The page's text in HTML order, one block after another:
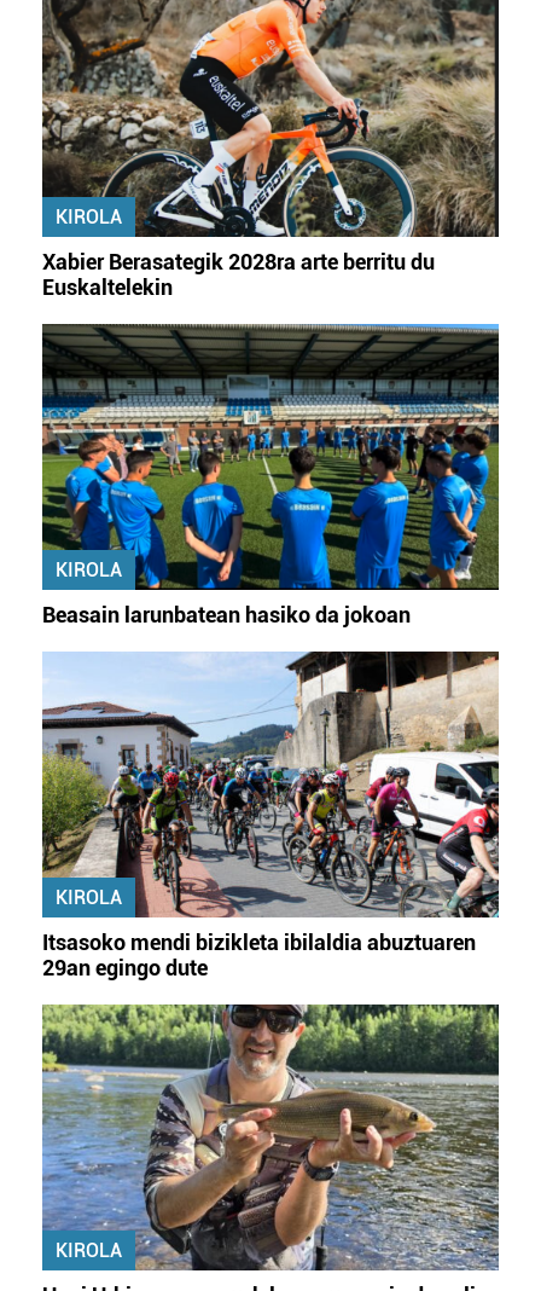
KIROLA
Xabier Berasategik 2028ra arte berritu du
Euskaltelekin
KIROLA
Beasain larunbatean hasiko da jokoan
KIROLA
Itsasoko mendi bizikleta ibilaldia abuztuaren
29an egingo dute
KIROLA